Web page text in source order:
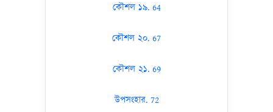
কৌশল ১৯. 64
কৌশল ২০. 67
কৌশল ২১. 69
উপসংহার. 72